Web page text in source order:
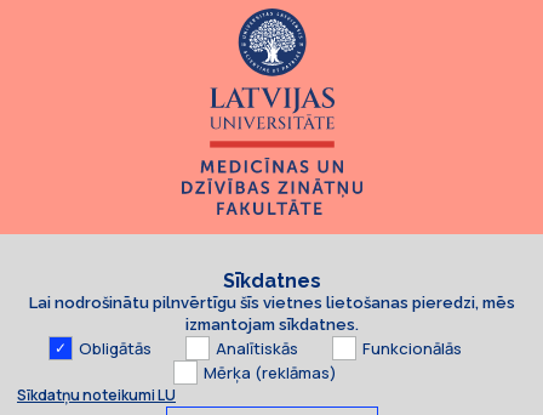
Sīkdatnes
Lai nodrošinātu pilnvērtīgu šīs vietnes lietošanas pieredzi, mēs
izmantojam sīkdatnes.
Obligātās Analītiskās
Funkcionālās
Mērķa (reklāmas)
Sīkdatņu noteikumi LU